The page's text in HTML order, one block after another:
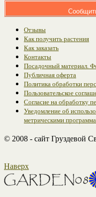
Отзывы
Как получить растения
Как заказать
Контакты
Посадочный материал.
Публичная оферта
Политика обработки
Пользовательское
Согласие на обработку
Уведомление об
метрическими
© 2008 - сайт Груздевой
Наверх